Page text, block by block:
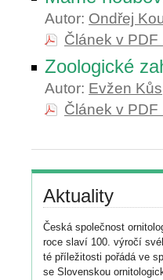
Autor: Ondřej
Článek v
Zoologické
Autor: Evžen Kůs
Článek v
Aktuality
Česká společnost
roce slaví 100. výročí
té příležitosti pořádá ve
se Slovenskou